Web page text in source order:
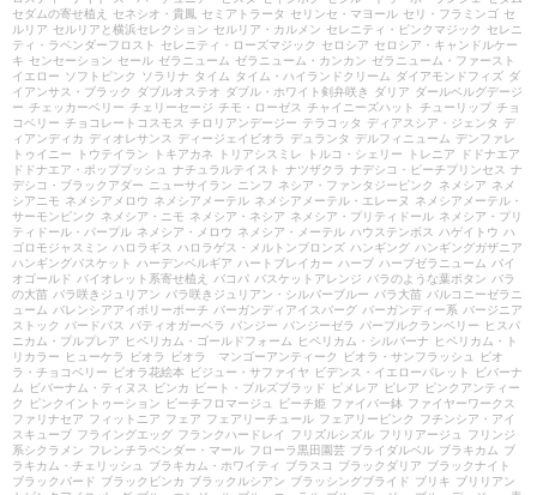
セダムの寄せ植え
セネシオ・貴鳳 セミアトラータ セリンセ・マヨール セリ・フラミンゴ セ
ルリア セルリアと横浜セレクション セルリア・カルメン セレニティ・ピンクマジック
セレニ
ティ・ラベンダーフロスト
セレニティ・ローズマジック セロシア セロシア・キャンドルケー
キ センセーション セール ゼラニューム ゼラニューム・カンカン ゼラニューム・ファースト
イエロー ソフトピンク ソラリナ タイム タイム・ハイランドクリーム ダイアモンドフィズ ダ
イアンサス・ブラック
ダブルオステオ ダブル・ホワイト剣弁咲き ダリア ダールベルグデージ
ー チェッカーベリー チェリーセージ チモ・ローゼス チャイニーズハット チューリップ チョ
コベリー チョコレートコスモス チロリアンデージー テラコッタ ディアスシア・ジェンタ
デ
ィアンディカ ディオレサンス ディージェイビオラ デュランタ デルフィニューム デンファレ
トゥイニー
トウテイラン トキアカネ トリアシスミレ トルコ・シェリー トレニア
ドドナエア
ドドナエア・ポップブッシュ
ナチュラルテイスト ナツザクラ ナデシコ・ピーチプリンセス ナ
デシコ・ブラックアダー
ニューサイラン ニンフ ネシア・ファンタジーピンク ネメシア ネメ
シアニモ ネメシアメロウ ネメシアメーテル ネメシアメーテル・エレーヌ
ネメシアメーテル・
サーモンピンク
ネメシア・ニモ ネメシア・ネシア ネメシア・プリティドール ネメシア・プリ
ティドール・パープル ネメシア・メロウ ネメシア・メーテル ハウステンボス ハゲイトウ ハ
ゴロモジャスミン ハロラギス ハロラゲス・メルトンブロンズ ハンギング ハンギングガザニア
ハンギングバスケット
ハーデンベルギア ハートブレイカー ハーブ ハーブゼラニューム バイ
オゴールド バイオレット系寄せ植え バコパ バスケットアレンジ バラのような葉ボタン バラ
の大苗 バラ咲きジュリアン バラ咲きジュリアン・シルバーブルー バラ大苗 バルコニーゼラニ
ューム バレンシアアイボリーポーチ バーガンディアイスバーグ バーガンディー系 バージニア
ストック
バードバス パティオガーベラ パンジー パンジーゼラ パープルクランベリー
ヒスパ
ニカム・プルプレア
ヒペリカム・ゴールドフォーム ヒペリカム・シルバーナ
ヒペリカム・ト
リカラー
ヒューケラ ビオラ ビオラ マンゴーアンティーク ビオラ・サンフラッシュ
ビオ
ラ・チョコベリー
ビオラ花絵本 ビジュー・サファイヤ ビデンス・イエローパレット
ビバーナ
ム
ビバーナム・ティヌス ビンカ ビート・ブルズブラッド ピメレア ピレア
ピンクアンティー
ク
ピンクイントゥーション ピーチフロマージュ ピーチ姫 ファイバー鉢 ファイヤーワークス
ファリナセア フィットニア フェア フェアリーチュール フェアリーピンク
フチンシア・アイ
スキューブ フライングエッグ フランクハードレイ フリズルシズル フリリアージュ
フリンジ
系シクラメン フレンチラベンダー・マール フローラ黒田園芸 ブライダルベル ブラキカム ブ
ラキカム・チェリッシュ
ブラキカム・ホワイティ ブラスコ ブラックダリア ブラックナイト
ブラックバード ブラックビンカ ブラックルシアン ブラッシングブライド ブリキ ブリリアン